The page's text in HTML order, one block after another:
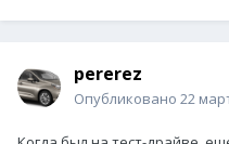
pererez
Опубликовано 22